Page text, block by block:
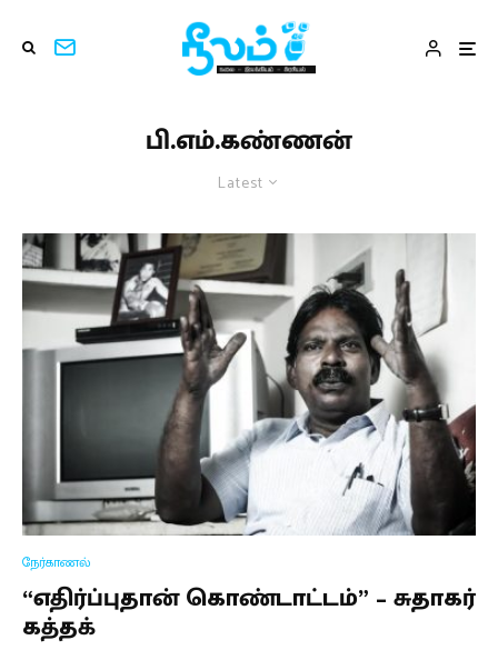
பி.எம்.கண்ணன்
Latest
நேர்காணல்
“எதிர்ப்புதான் கொண்டாட்டம்” – சுதாகர்
கத்தக்